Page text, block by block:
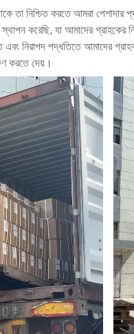
তা নিশ্চিত করতে আমরা পেশাদার
করেছি, যা আমাদের
এবং নিরাপদ পদ্ধতিতে আমাদের
করতে দেয়।